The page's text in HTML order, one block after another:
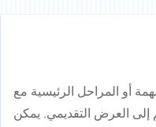
أو المراحل الرئيسية مع
العرض التقديمي. يمكن